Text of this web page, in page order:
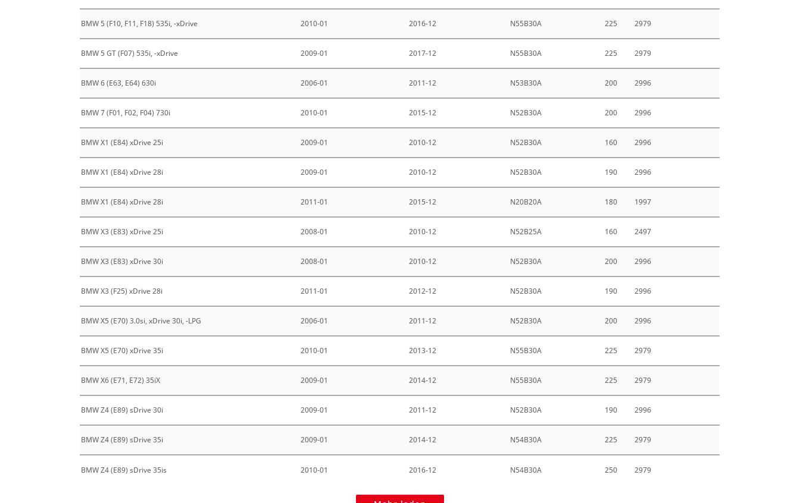
BMW 5 (F10, F11, F18) 535i, -xDrive 2010-01 2016-12 N55B30A 225 2979
BMW 5 GT (F07) 535i, -xDrive 2009-01 2017-12 N55B30A 225 2979
BMW 6 (E63, E64) 630i 2006-01 2011-12 N53B30A 200 2996
BMW 7 (F01, F02, F04) 730i 2010-01 2015-12 N52B30A 200 2996
BMW X1 (E84) xDrive 25i 2009-01 2010-12 N52B30A 160 2996
BMW X1 (E84) xDrive 28i 2009-01 2010-12 N52B30A 190 2996
BMW X1 (E84) xDrive 28i 2011-01 2015-12 N20B20A 180 1997
BMW X3 (E83) xDrive 25i 2008-01 2010-12 N52B25A 160 2497
BMW X3 (E83) xDrive 30i 2008-01 2010-12 N52B30A 200 2996
BMW X3 (F25) xDrive 28i 2011-01 2012-12 N52B30A 190 2996
BMW X5 (E70) 3.0si, xDrive 30i, -LPG 2006-01 2011-12 N52B30A 200 2996
BMW X5 (E70) xDrive 35i 2010-01 2013-12 N55B30A 225 2979
BMW X6 (E71, E72) 35iX 2009-01 2014-12 N55B30A 225 2979
BMW Z4 (E89) sDrive 30i 2009-01 2011-12 N52B30A 190 2996
BMW Z4 (E89) sDrive 35i 2009-01 2014-12 N54B30A 225 2979
BMW Z4 (E89) sDrive 35is 2010-01 2016-12 N54B30A 250 2979